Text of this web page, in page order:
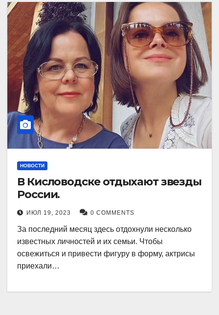
НОВОСТИ
В Кисловодске отдыхают звезды
России.
ИЮЛ 19, 2023 0 COMMENTS
За последний месяц здесь отдохнули несколько
известных личностей и их семьи. Чтобы
освежиться и привести фигуру в форму, актрисы
приехали…